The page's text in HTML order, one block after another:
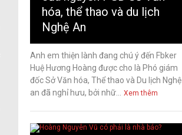
hóa, thể thao và du lịch
Nghệ An
Anh em thiện lành đang chú ý đến Fbker
Huệ Hương Hoàng được cho là Phó giám
đốc Sở Văn hóa, Thể thao và Du lịch Nghệ
an đã nghỉ hưu, bởi nhữ...
Xem thêm